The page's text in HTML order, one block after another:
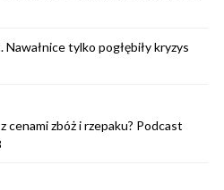
Nawałnice tylko pogłębiły kryzys
cenami zbóż i rzepaku? Podcast